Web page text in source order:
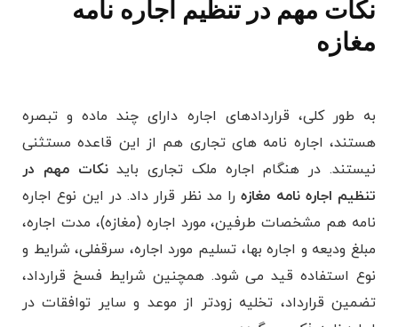
نکات مهم در تنظیم اجاره نامه
مغازه
به طور کلی، قراردادهای اجاره دارای چند ماده و تبصره
هستند، اجاره نامه های تجاری هم از این قاعده مستثنی
نیستند. در هنگام اجاره ملک تجاری بایدنکات مهم در
تنظیم اجاره نامه مغازهرا مد نظر قرار داد. در این نوع اجاره
نامه هم مشخصات طرفین، مورد اجاره (مغازه)، مدت اجاره،
مبلغ ودیعه و اجاره بها، تسلیم مورد اجاره، سرقفلی، شرایط و
نوع استفاده قید می شود. همچنین شرایط فسخ قرارداد،
تضمین قرارداد، تخلیه زودتر از موعد و سایر توافقات در